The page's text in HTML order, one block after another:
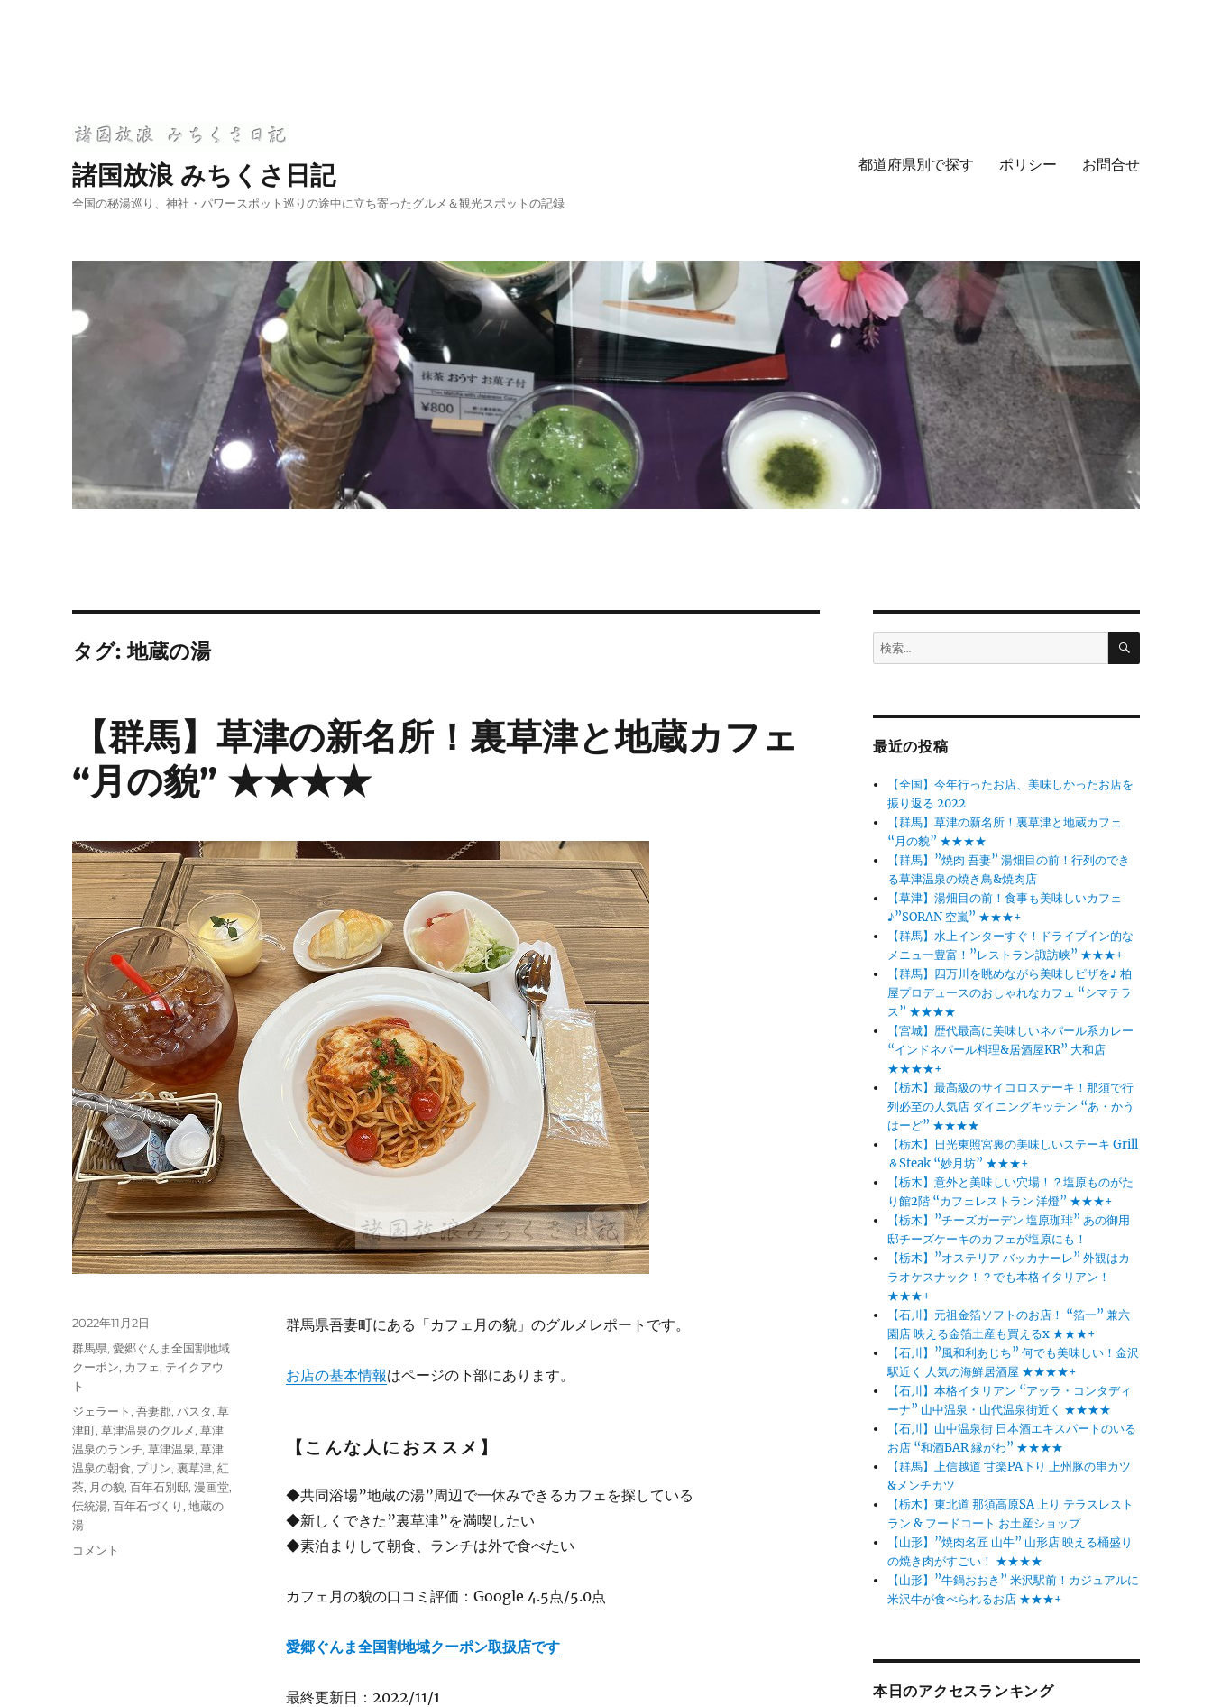
諸国放浪 みちくさ日記
全国の秘湯巡り、神社・パワースポット巡りの途中に立ち寄ったグルメ＆観光スポットの記録
都道府県別で探す ポリシー お問合せ
タグ:地蔵の湯
【群馬】草津の新名所！裏草津と地蔵カフェ
“月の貌” ★★★★
群馬県吾妻町にある「カフェ月の貌」のグルメレポートです。
お店の基本情報はページの下部にあります。
【こんな人におススメ】
◆共同浴場”地蔵の湯”周辺で一休みできるカフェを探している
◆新しくできた”裏草津”を満喫したい
◆素泊まりして朝食、ランチは外で食べたい
カフェ月の貌の口コミ評価：Google 4.5点/5.0点
愛郷ぐんま全国割地域クーポン取扱店です
最終更新日：2022/11/1
投
稿
日:
2022年11月2日
カ
テ
ゴ
ー
群馬県,愛郷ぐんま全国割地域
クーポン, カフェ, テイクアウ
ト
タ
グ
ジェラート ,吾妻郡, パスタ,草
津町,草津温泉のグルメ,草津
温泉のランチ,草津温泉,草津
温泉の朝食, プリン, 裏草津,紅
茶, 月の貌,百年石別邸,漫画堂,
伝統湯,百年石づくり ,地蔵の
湯
【群
コメント
検
索:
検
最近の投稿
【全国】今年行ったお店、美味しかったお店を
振り返る 2022
【群馬】草津の新名所！裏草津と地蔵カフェ
“月の貌” ★★★★
【群馬】”焼肉 吾妻” 湯畑目の前！行列のでき
る草津温泉の焼き鳥&焼肉店
【草津】湯畑目の前！食事も美味しいカフェ
♪”SORAN 空嵐” ★★★+
【群馬】水上インターすぐ！ドライブイン的な
メニュー豊富！”レストラン諏訪峡” ★★★+
【群馬】四万川を眺めながら美味しピザを♪ 柏
屋プロデュースのおしゃれなカフェ “シマテラ
ス” ★★★★
【宮城】歴代最高に美味しいネパール系カレー
“インドネパール料理&居酒屋KR” 大和店
★★★★+
【栃木】最高級のサイコロステーキ！那須で行
列必至の人気店 ダイニングキッチン “あ・かう
はーど” ★★★★
【栃木】日光東照宮裏の美味しいステーキ Grill
＆Steak “妙月坊” ★★★+
【栃木】意外と美味しい穴場！？塩原ものがた
り館2階 “カフェレストラン 洋燈” ★★★+
【栃木】”チーズガーデン 塩原珈琲” あの御用
邸チーズケーキのカフェが塩原にも！
【栃木】”オステリア バッカナーレ” 外観はカ
ラオケスナック！？でも本格イタリアン！
★★★+
【石川】元祖金箔ソフトのお店！ “箔一” 兼六
園店 映える金箔土産も買えるx ★★★+
【石川】”風和利あじち” 何でも美味しい！金沢
駅近く 人気の海鮮居酒屋 ★★★★+
【石川】本格イタリアン “アッラ・コンタディ
ーナ” 山中温泉・山代温泉街近く ★★★★
【石川】山中温泉街 日本酒エキスパートのいる
お店 “和酒BAR 縁がわ” ★★★★
【群馬】上信越道 甘楽PA下り 上州豚の串カツ
&メンチカツ
【栃木】東北道 那須高原SA 上り テラスレスト
ラン & フードコート お土産ショップ
【山形】”焼肉名匠 山牛” 山形店 映える桶盛り
の焼き肉がすごい！ ★★★★
【山形】”牛鍋おおき” 米沢駅前！カジュアルに
米沢牛が食べられるお店 ★★★+
本日のアクセスランキング